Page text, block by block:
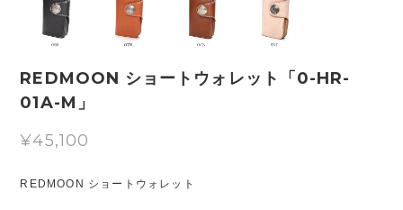
REDMOON ショートウォレット「0-HR-
01A-M」
¥45,100
REDMOON ショートウォレット